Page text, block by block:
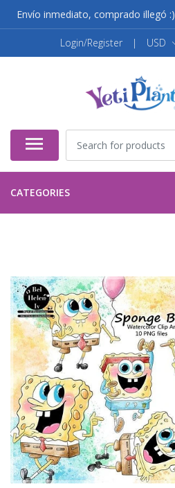
Envío inmediato, comprado illegó :)
Login/Register | USD
CATEGORIES